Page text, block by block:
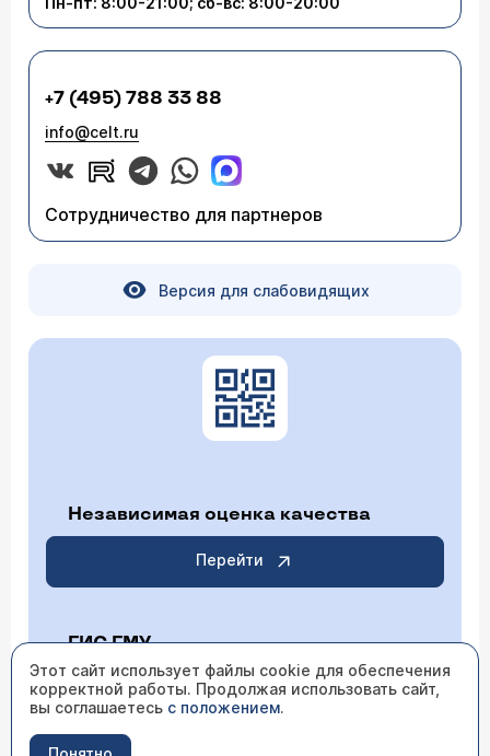
+7 (495) 788 33 88
info@celt.ru
Сотрудничество для партнеров
Версия для слабовидящих
Независимая оценка качества
Перейти
ГИС ГМУ
Перейти
Этот сайт использует файлы cookie для обеспечения
корректной работы. Продолжая использовать сайт,
вы соглашаетесь с положением.